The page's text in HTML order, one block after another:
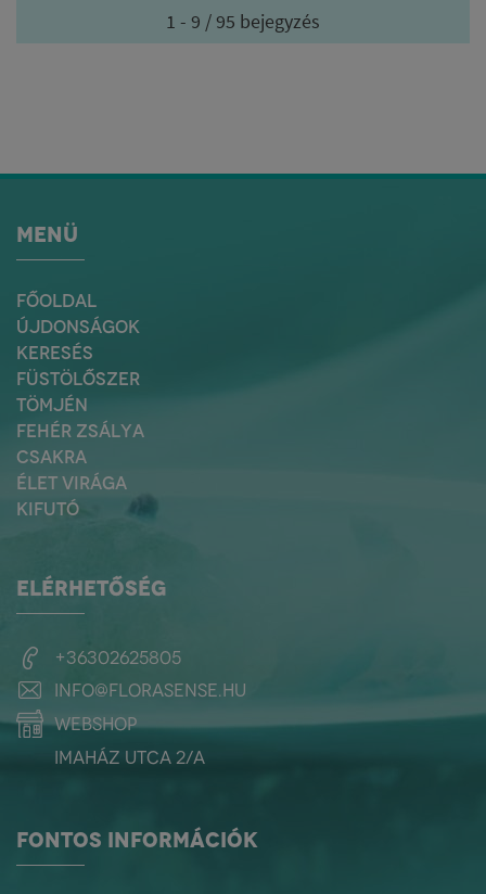
1 - 9 / 95 bejegyzés
MENÜ
FŐOLDAL
ÚJDONSÁGOK
KERESÉS
FÜSTÖLŐSZER
TÖMJÉN
FEHÉR ZSÁLYA
CSAKRA
ÉLET VIRÁGA
KIFUTÓ
ELÉRHETŐSÉG
+36302625805
info@florasense.hu
webshop
Imaház utca 2/a
FONTOS INFORMÁCIÓK